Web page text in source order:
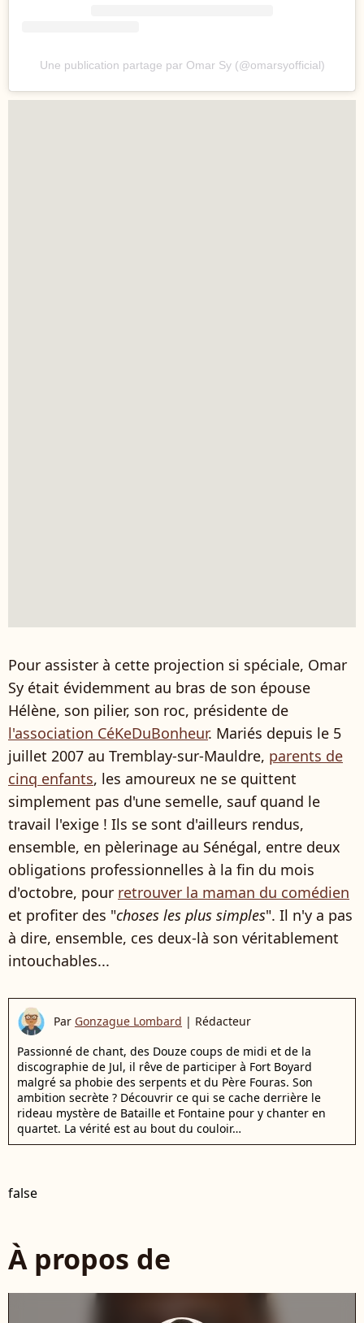
Une publication partage par Omar Sy (@omarsyofficial)
Pour assister à cette projection si spéciale, Omar
Sy était évidemment au bras de son épouse
Hélène, son pilier, son roc, présidente de
l'association CéKeDuBonheur. Mariés depuis le 5
juillet 2007 au Tremblay-sur-Mauldre, parents de
cinq enfants, les amoureux ne se quittent
simplement pas d'une semelle, sauf quand le
travail l'exige ! Ils se sont d'ailleurs rendus,
ensemble, en pèlerinage au Sénégal, entre deux
obligations professionnelles à la fin du mois
d'octobre, pour retrouver la maman du comédien
et profiter des "choses les plus simples". Il n'y a pas
à dire, ensemble, ces deux-là son véritablement
intouchables...
Par Gonzague Lombard | Rédacteur
Passionné de chant, des Douze coups de midi et de la
discographie de Jul, il rêve de participer à Fort Boyard
malgré sa phobie des serpents et du Père Fouras. Son
ambition secrète ? Découvrir ce qui se cache derrière le
rideau mystère de Bataille et Fontaine pour y chanter en
quartet. La vérité est au bout du couloir…
false
À propos de